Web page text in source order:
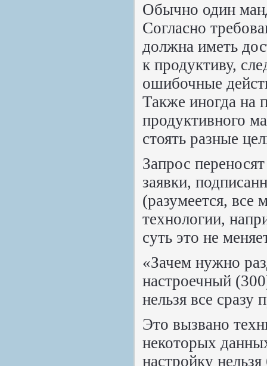
Обычно один
Согласно
должна иметь
к продуктиву,
ошибочные
Также иногда на
продуктивного
стоять разные
Запрос
заявки,
(разумеется, все
технологии,
суть это не
«Зачем нужно
настроечный
нельзя все сразу
Это вызвано
некоторых
настройку